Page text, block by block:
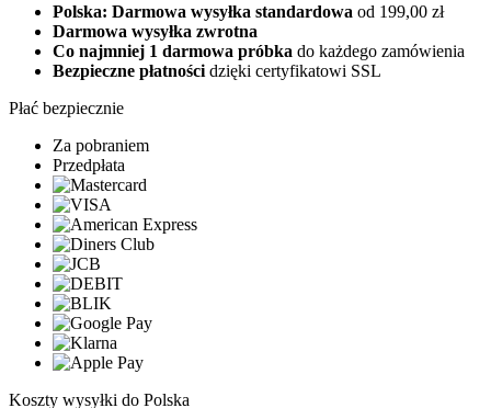
Polska: Darmowa wysyłka standardowa od 199,00 zł
Darmowa wysyłka zwrotna
Co najmniej 1 darmowa próbka do każdego zamówienia
Bezpieczne płatności dzięki certyfikatowi SSL
Płać bezpiecznie
Za pobraniem
Przedpłata
Koszty wysyłki do Polska